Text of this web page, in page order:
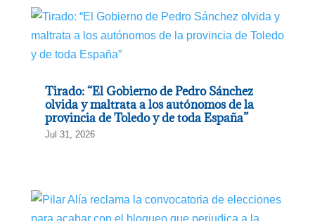
Tirado: “El Gobierno de Pedro Sánchez
olvida y maltrata a los autónomos de la
provincia de Toledo y de toda España”
Jul 31, 2026